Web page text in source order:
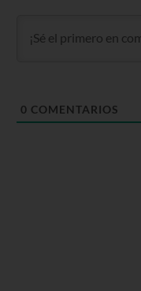
0 COMENTARIOS